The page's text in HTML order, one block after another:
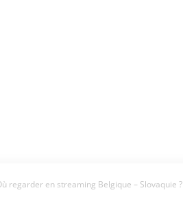
regarder en streaming Belgique – Slovaquie ?